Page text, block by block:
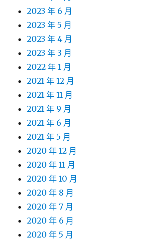
2023 年 6 月
2023 年 5 月
2023 年 4 月
2023 年 3 月
2022 年 1 月
2021 年 12 月
2021 年 11 月
2021 年 9 月
2021 年 6 月
2021 年 5 月
2020 年 12 月
2020 年 11 月
2020 年 10 月
2020 年 8 月
2020 年 7 月
2020 年 6 月
2020 年 5 月